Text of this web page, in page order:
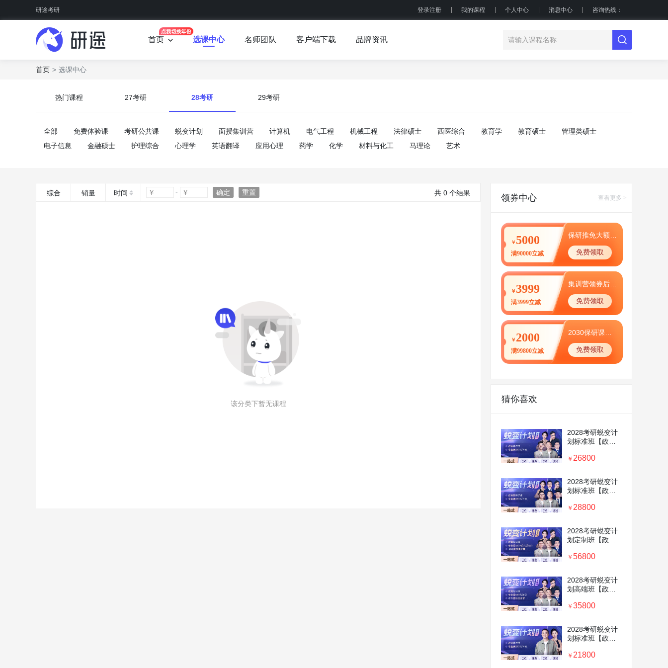
研途考研 登录注册 我的课程 个人中心 消息中心 咨询热线：
首页 选课中心 名师团队 客户端下载 品牌资讯
首页 选课中心
热门课程 27考研 28考研 29考研
全部 免费体验课 考研公共课 蜕变计划 面授集训营 计算机 电气工程 机械工程 法律硕士 西医综合 教育学 教育硕士
管理类硕士
电子信息
金融硕士 护理综合 心理学 英语翻译 应用心理 药学 化学 材料与化工 马理论 艺术
综合 销量 时间 确定 重置 共 0 个结果
该分类下暂无课程
领券中心 查看更多 >
￥ 5000
满90000立减 免费领取
￥ 3999
满3999立减 免费领取
￥ 2000
满99800立减 免费领取
猜你喜欢
2028考研蜕变计
划标准班【政英
￥ 26800
2028考研蜕变计
划标准班【政英
￥ 28800
2028考研蜕变计
划定制班【政英
1对1+特级暑期集
￥ 56800
2028考研蜕变计
划高端班【政英
期集训营】
￥ 35800
2028考研蜕变计
划标准班【政治
￥ 21800